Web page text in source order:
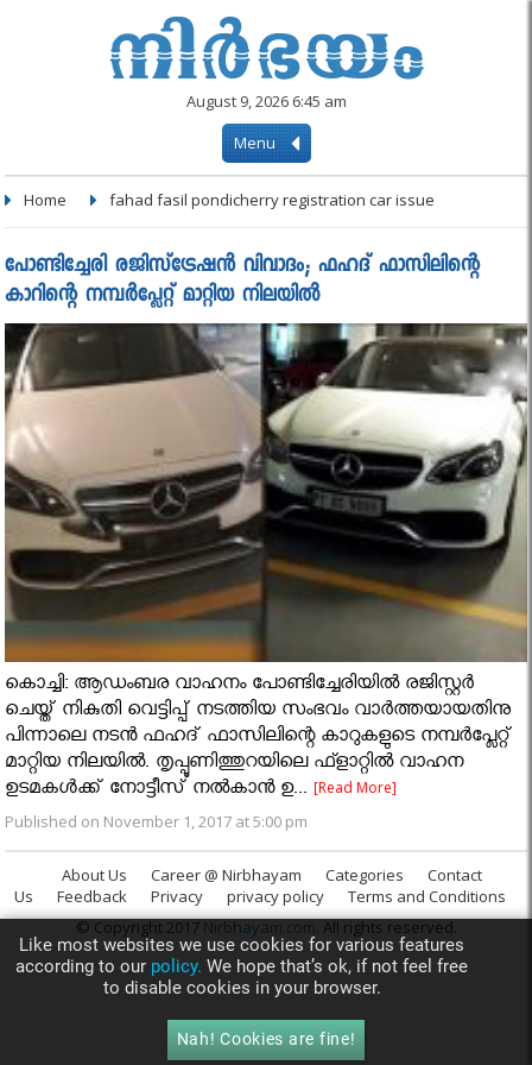
August 9, 2026 6:45 am
Menu
Home fahad fasil pondicherry registration car issue
പോണ്ടിച്ചേരി രജിസ്‌ട്രേഷന്‍ വിവാദം; ഫഹദ് ഫാസിലിന്റെ
കാറിന്റെ നമ്പര്‍പ്ലേറ്റ് മാറ്റിയ നിലയില്‍
കൊച്ചി: ആഡംബര വാഹനം പോണ്ടിച്ചേരിയില്‍ രജിസ്റ്റര്‍
ചെയ്ത് നികുതി വെട്ടിപ്പ് നടത്തിയ സംഭവം വാര്‍ത്തയായതിനു
പിന്നാലെ നടന്‍ ഫഹദ് ഫാസിലിന്റെ കാറുകളുടെ നമ്പര്‍പ്ലേറ്റ്
മാറ്റിയ നിലയില്‍. തൃപ്പൂണിത്തുറയിലെ ഫ്ളാറ്റില്‍ വാഹന
ഉടമകള്‍ക്ക് നോട്ടീസ് നല്‍കാന്‍ ഉ...[Read More]
Published on November 1, 2017 at 5:00 pm
About Us Career @ Nirbhayam Categories
Contact
Us
Feedback Privacy privacy policy
Terms and Conditions
© Copyright 2017 Nirbhayam.com. All rights reserved.
Like most websites we use cookies for various features
according to our policy. We hope that’s ok, if not feel free
to disable cookies in your browser.
Nah! Cookies are fine!